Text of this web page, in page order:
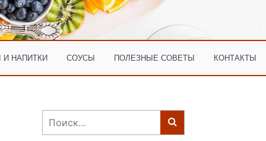
И НАПИТКИ СОУСЫ ПОЛЕЗНЫЕ СОВЕТЫ КОНТАКТЫ
Найти: